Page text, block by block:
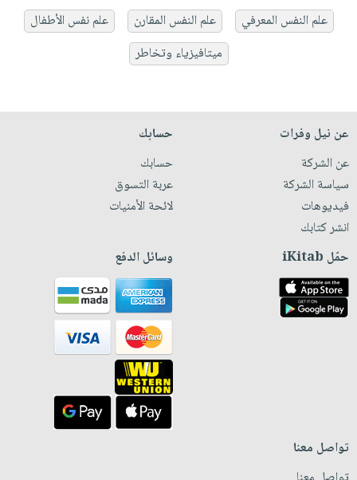
علم النفس المعرفي
علم النفس المقارن
علم نفس الأطفال
ميتافيزياء وتخاطر
عن نيل وفرات
عن الشركة
سياسة الشركة
فيديوهات
انشر كتابك
حسابك
حسابك
عربة التسوق
لائحة الأمنيات
حمّل iKitab وسائل الدفع
تواصل معنا